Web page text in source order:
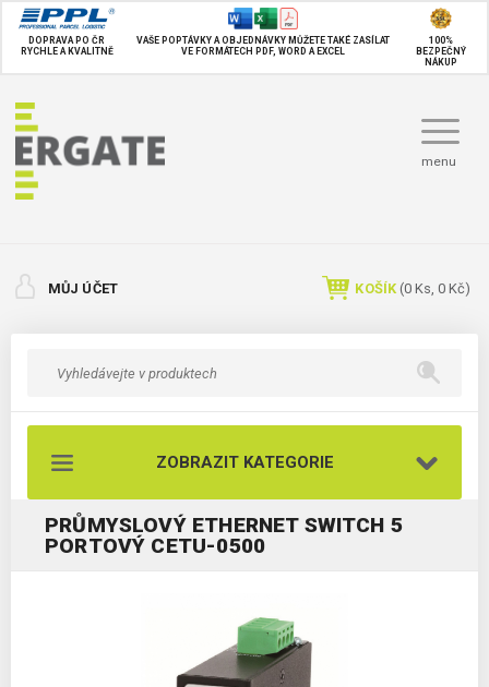
DOPRAVA PO ČR
RYCHLE A KVALITNĚ
VAŠE POPTÁVKY A OBJEDNÁVKY MŮŽETE TAKÉ ZASÍLAT
VE FORMÁTECH PDF, WORD A EXCEL
100%
BEZPEČNÝ
NÁKUP
menu
MŮJ ÚČET KOŠÍK (0 Ks, 0 Kč)
ZOBRAZIT KATEGORIE
PRŮMYSLOVÝ ETHERNET SWITCH 5
PORTOVÝ CETU-0500